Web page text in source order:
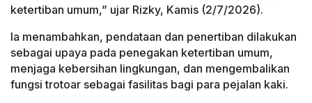
ketertiban umum,” ujar Rizky, Kamis (2/7/2026).
Ia menambahkan, pendataan dan penertiban dilakukan
sebagai upaya pada penegakan ketertiban umum,
menjaga kebersihan lingkungan, dan mengembalikan
fungsi trotoar sebagai fasilitas bagi para pejalan kaki.